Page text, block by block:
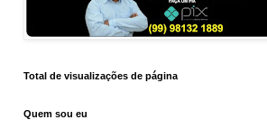
Total de visualizações de página
Quem sou eu